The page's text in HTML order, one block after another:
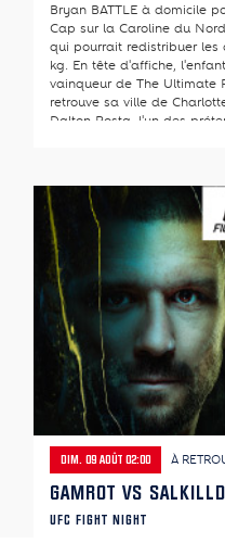
Bryan BATTLE à domicile
Cap sur la Caroline du
qui pourrait redistribuer
kg. En tête d'affiche,
vainqueur de The Ultimate
retrouve sa ville de
Dalton Rosta, l'un des
DIM. 09 AOÛT 02:00 À
GAMROT VS SALKILLD
UFC FIGHT NIGHT